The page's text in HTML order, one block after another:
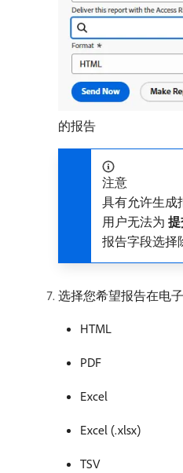
的报告
注意
具有允许生成
用户无法为​
报告字段选择
选择您希望报告在电
HTML
PDF
Excel
Excel (.xlsx)
TSV